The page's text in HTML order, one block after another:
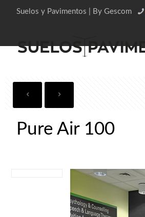
Suelos y Pavimentos | By Gescom
Pure Air 100